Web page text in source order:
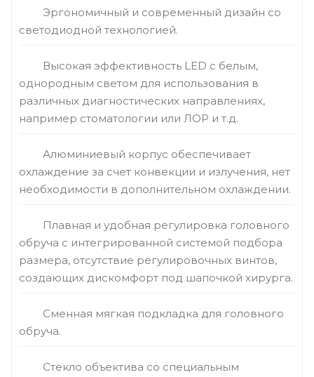
Эргономичный и современный дизайн со
светодиодной технологией.
Высокая эффективность LED с белым,
однородным светом для использования в
различных диагностических направлениях,
например стоматологии или ЛОР и т.д.
Алюминиевый корпус обеспечивает
охлаждение за счет конвекции и излучения, нет
необходимости в дополнительном охлаждении.
Плавная и удобная регулировка головного
обруча с интегрированной системой подбора
размера, отсутствие регулировочных винтов,
создающих дискомфорт под шапочкой хирурга.
Сменная мягкая подкладка для головного
обруча.
Стекло объектива со специальным